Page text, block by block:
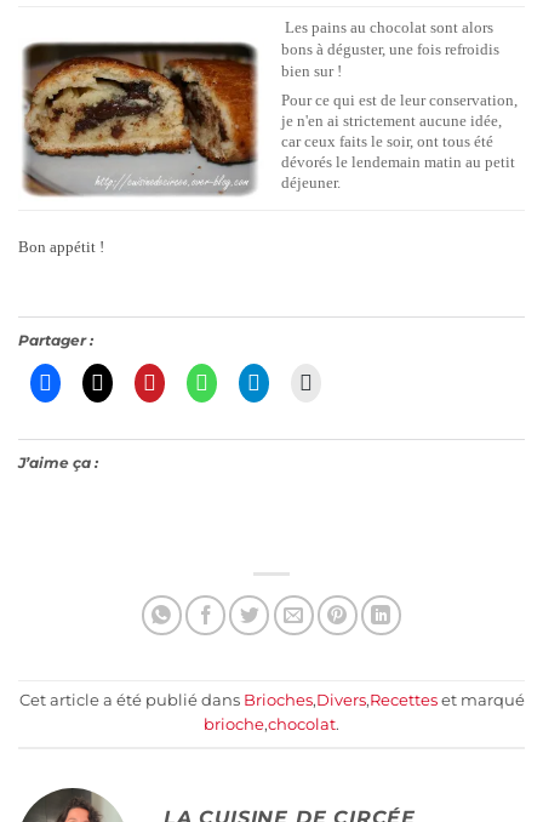
Les pains au chocolat sont alors
bons à déguster, une fois refroidis
bien sur !
Pour ce qui est de leur conservation,
je n'en ai strictement aucune idée,
car ceux faits le soir, ont tous été
dévorés le lendemain matin au petit
déjeuner.
Bon appétit !
Partager :
J’aime ça :
Cet article a été publié dans Brioches,Divers,Recetteset marqué
brioche,chocolat.